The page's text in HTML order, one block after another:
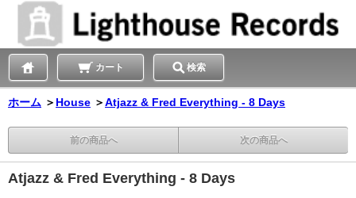
カート 検索
ホーム ＞ House ＞Atjazz & Fred Everything - 8 Days
前の商品へ 次の商品へ
Atjazz & Fred Everything - 8 Days